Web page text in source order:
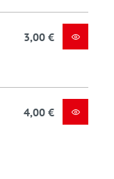
3,00 €
4,00 €